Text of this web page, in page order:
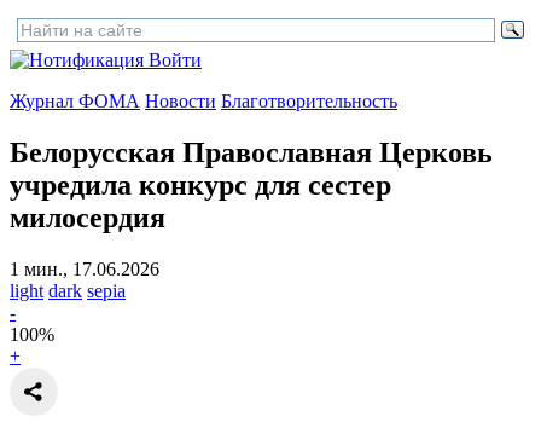
Войти
Журнал ФОМА Новости Благотворительность
Белорусская Православная Церковь
учредила конкурс для сестер
милосердия
1 мин., 17.06.2026
light dark sepia
-
100%
+